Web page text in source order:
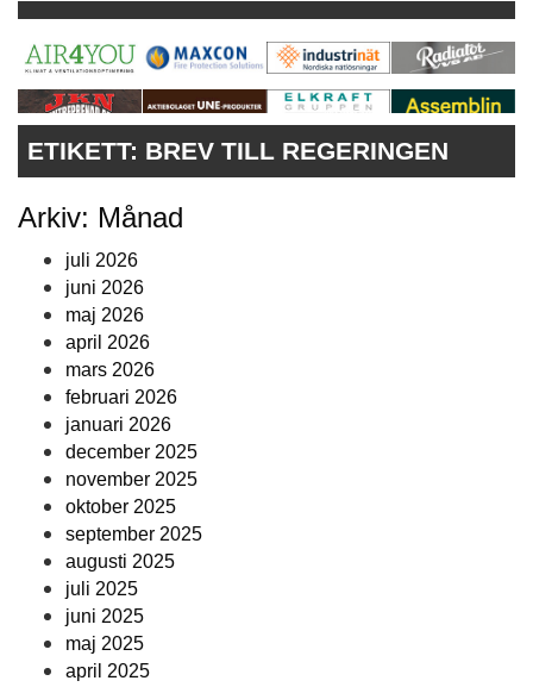
MILJÖBYGGNAD
NOLLCO2
CITYLAB
GREENBUILDING
ANNONSERA
ETIKETT: BREV TILL REGERINGEN
Arkiv: Månad
juli 2026
juni 2026
maj 2026
april 2026
mars 2026
februari 2026
januari 2026
december 2025
november 2025
oktober 2025
september 2025
augusti 2025
juli 2025
juni 2025
maj 2025
april 2025